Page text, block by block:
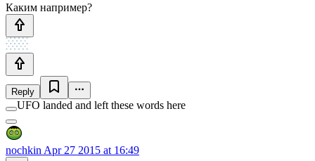
Каким например?
Reply
UFO landed and left these words here
nochkin Apr 27 2015 at 16:49